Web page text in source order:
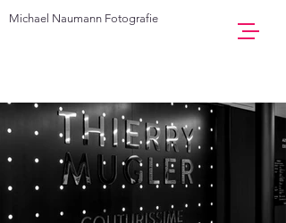
Michael Naumann Fotografie